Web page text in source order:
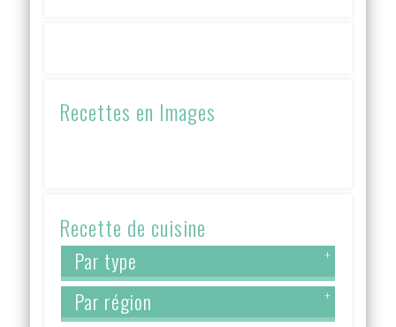
Recettes en Images
Recette de cuisine
Par type +
Par région +